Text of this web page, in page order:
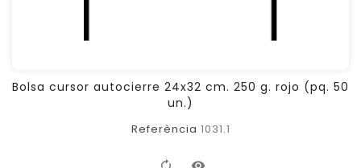
Bolsa cursor autocierre 24x32 cm. 250 g. rojo (pq. 50
un.)
Referència 1031.1